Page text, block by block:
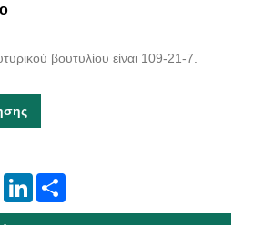
βουτυλίου είναι 109-21-7.
PinterestLinkedIn